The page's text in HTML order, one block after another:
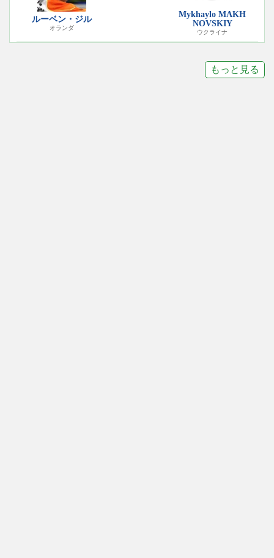
ルーベン・ジル
オランダ
Mykhaylo MAKH
NOVSKIY
ウクライナ
もっと見る